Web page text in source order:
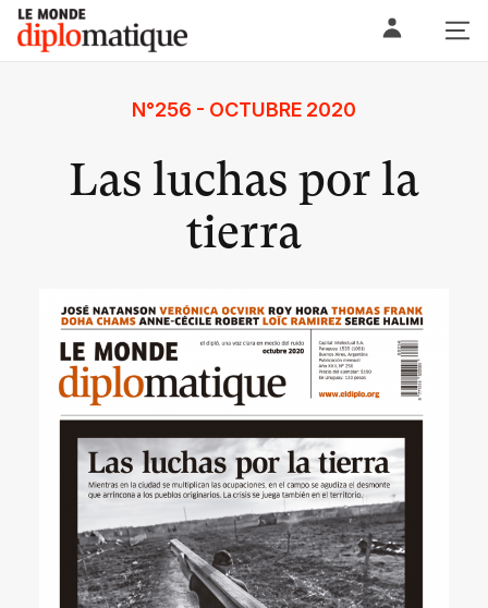
Skip
content
Le monde diplomatique
N°256 - OCTUBRE 2020
Las luchas por la
tierra